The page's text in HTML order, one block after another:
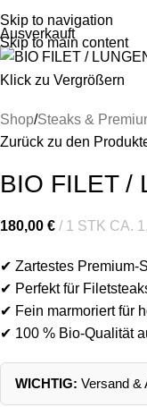
Skip to navigation
Skip to main content
Menü
Ausverkauft
Klick zu Vergrößern
Shop Steaks &
Zurück zu den
BIO FILET /
180,00 € 1 STK CA.
✔ Zartestes Premium-
✔ Perfekt für
✔ Fein marmoriert für
✔ 100 % Bio-Qualität
WICHTIG: Versand &